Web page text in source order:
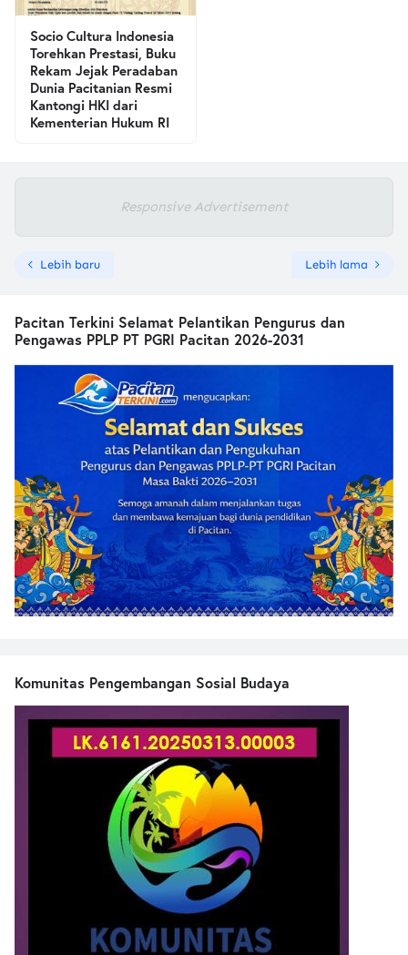
Socio Cultura Indonesia
Torehkan Prestasi, Buku
Rekam Jejak Peradaban
Dunia Pacitanian Resmi
Kantongi HKI dari
Kementerian Hukum RI
Responsive Advertisement
Lebih baru Lebih lama
Pacitan Terkini Selamat Pelantikan Pengurus dan
Pengawas PPLP PT PGRI Pacitan 2026-2031
Komunitas Pengembangan Sosial Budaya